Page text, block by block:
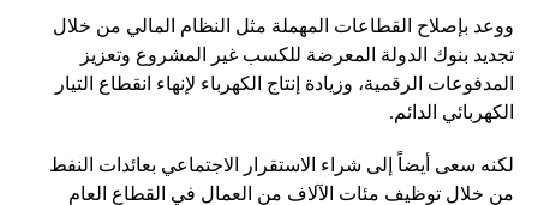
ووعد بإصلاح القطاعات المهملة مثل النظام المالي من خلال
تجديد بنوك الدولة المعرضة للكسب غير المشروع وتعزيز
المدفوعات الرقمية، وزيادة إنتاج الكهرباء لإنهاء انقطاع التيار
الكهربائي الدائم.
لكنه سعى أيضاً إلى شراء الاستقرار الاجتماعي بعائدات النفط
من خلال توظيف مئات الآلاف من العمال في القطاع العام